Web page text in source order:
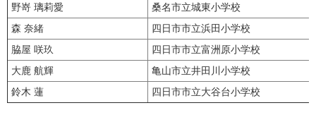
野嵜 璃莉愛
桑名市立城東小学校
森 奈緒
四日市市立浜田小学校
脇屋 咲玖
四日市市立富洲原小学校
大鹿 航輝
亀山市立井田川小学校
鈴木 蓮
四日市市立大谷台小学校